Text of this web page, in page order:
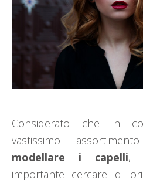
Considerato che in
vastissimo
modellare i capelli,
importante cercare di